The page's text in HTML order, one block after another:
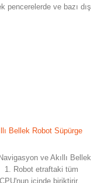
pencerelerde ve bazı dış
Bellek Robot Süpürge
ve Akıllı Bellek
Robot etraftaki tüm
içinde biriktirir,